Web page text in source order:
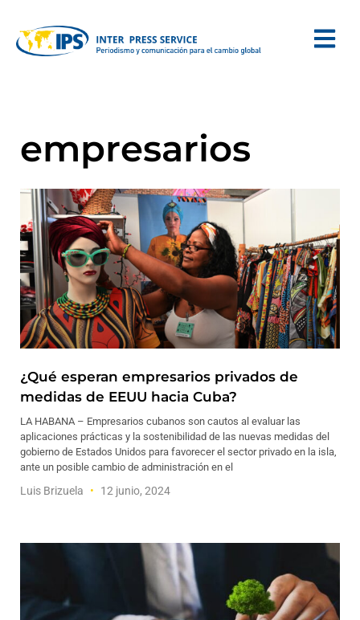
empresarios
¿Qué esperan empresarios privados de
medidas de EEUU hacia Cuba?
LA HABANA – Empresarios cubanos son cautos al evaluar las
aplicaciones prácticas y la sostenibilidad de las nuevas medidas del
gobierno de Estados Unidos para favorecer el sector privado en la isla,
ante un posible cambio de administración en el
Luis Brizuela 12 junio, 2024